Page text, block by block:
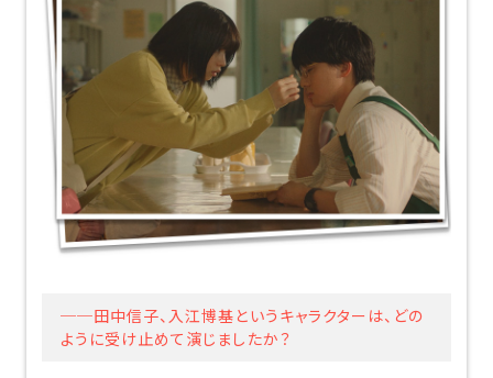
──田中信子、入江博基というキャラクターは、どの
ように受け止めて演じましたか？